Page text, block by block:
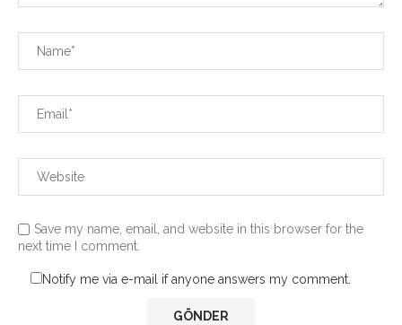
Save my name, email, and website in this browser for the
next time I comment.
Notify me via e-mail if anyone answers my comment.